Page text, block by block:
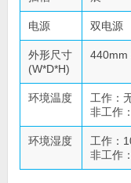
电源 双电源
外形尺寸
(W*D*H)
440mm
环境温度
工作：
非工作
环境湿度
工作：
非工作